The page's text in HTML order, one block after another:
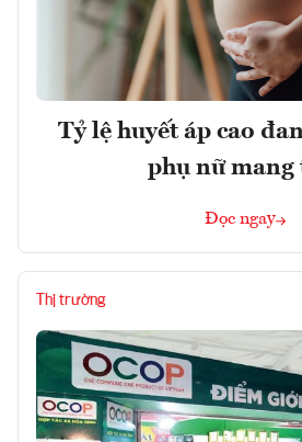
Tỷ lệ huyết áp cao
phụ nữ mang
Đọc ngay
Thị trường